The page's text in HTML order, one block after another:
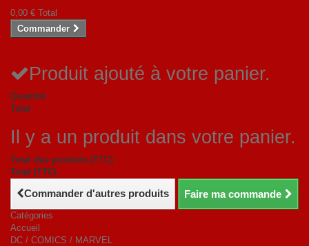
0,00 € Total
Commander
Produit ajouté à votre panier.
Quantité
Total
Il y a un produit dans votre panier.
Total des produits (TTC)
Total (TTC)
Commander d'autres produits Faire ma commande
Catégories
Accueil
DC / COMICS / MARVEL